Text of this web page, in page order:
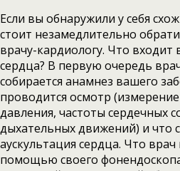
Если вы обнаружили у себя
стоит незамедлительно
врачу-кардиологу. Что входит
сердца? В первую очередь
собирается анамнез вашего
проводится осмотр
давления, частоты сердечных
дыхательных движений) и что
аускультация сердца. Что
помощью своего